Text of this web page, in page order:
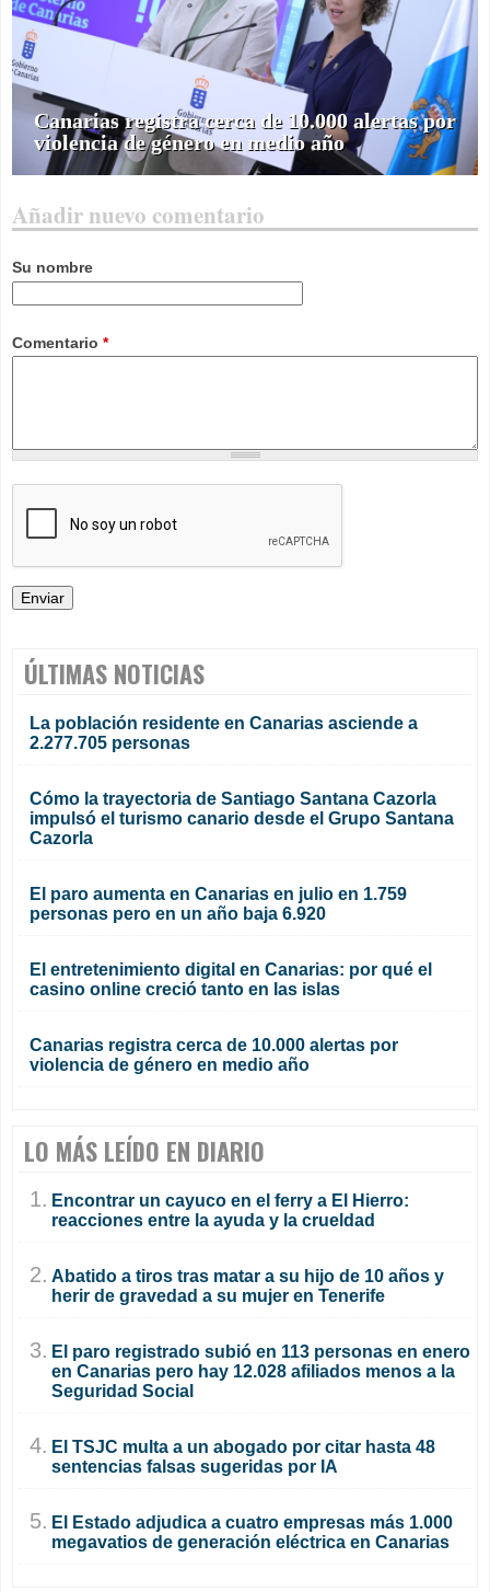
Canarias registra cerca de 10.000 alertas por
violencia de género en medio año
Añadir nuevo comentario
Su nombre
Comentario *
ÚLTIMAS NOTICIAS
La población residente en Canarias asciende a
2.277.705 personas
Cómo la trayectoria de Santiago Santana Cazorla
impulsó el turismo canario desde el Grupo Santana
Cazorla
El paro aumenta en Canarias en julio en 1.759
personas pero en un año baja 6.920
El entretenimiento digital en Canarias: por qué el
casino online creció tanto en las islas
Canarias registra cerca de 10.000 alertas por
violencia de género en medio año
LO MÁS LEÍDO EN DIARIO
1. Encontrar un cayuco en el ferry a El Hierro:
reacciones entre la ayuda y la crueldad
2. Abatido a tiros tras matar a su hijo de 10 años y
herir de gravedad a su mujer en Tenerife
3. El paro registrado subió en 113 personas en enero
en Canarias pero hay 12.028 afiliados menos a la
Seguridad Social
4. El TSJC multa a un abogado por citar hasta 48
sentencias falsas sugeridas por IA
5. El Estado adjudica a cuatro empresas más 1.000
megavatios de generación eléctrica en Canarias